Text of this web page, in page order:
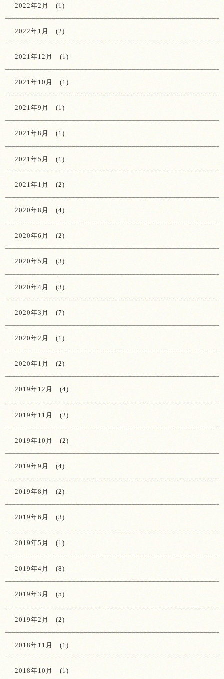
2022年2月 (1)
2022年1月 (2)
2021年12月 (1)
2021年10月 (1)
2021年9月 (1)
2021年8月 (1)
2021年5月 (1)
2021年1月 (2)
2020年8月 (4)
2020年6月 (2)
2020年5月 (3)
2020年4月 (3)
2020年3月 (7)
2020年2月 (1)
2020年1月 (2)
2019年12月 (4)
2019年11月 (2)
2019年10月 (2)
2019年9月 (4)
2019年8月 (2)
2019年6月 (3)
2019年5月 (1)
2019年4月 (8)
2019年3月 (5)
2019年2月 (2)
2018年11月 (1)
2018年10月 (1)